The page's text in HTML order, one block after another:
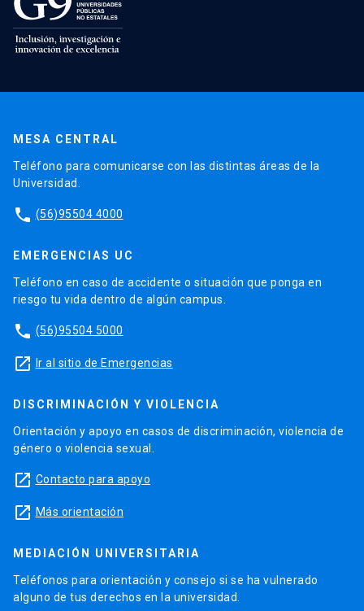
MESA CENTRAL
Teléfono para comunicarse con las distintas áreas de la
Universidad.
phone (56)95504 4000
EMERGENCIAS UC
Teléfono en caso de accidente o situación que ponga en
riesgo tu vida dentro de algún campus.
phone (56)95504 5000
launch Ir al sitio de Emergencias
DISCRIMINACIÓN Y VIOLENCIA
Orientación y apoyo en casos de discriminación, violencia de
género o violencia sexual.
launch Contacto para apoyo
launch Más orientación
MEDIACIÓN UNIVERSITARIA
Teléfonos para orientación y consejo si se ha vulnerado
alguno de tus derechos en la universidad.